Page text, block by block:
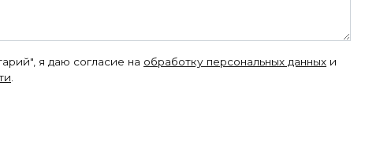
я даю согласие на обработку персональных данных и